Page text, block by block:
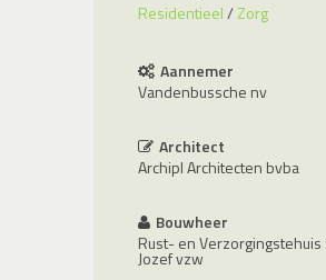
Residentieel
Zorg
Aannemer
Vandenbussche nv
Architect
Archipl Architecten bvba
Bouwheer
Rust- en
Jozef vzw